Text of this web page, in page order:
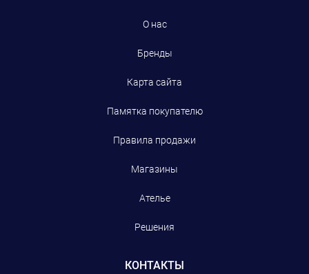
О нас
Бренды
Карта сайта
Памятка покупателю
Правила продажи
Магазины
Ателье
Решения
КОНТАКТЫ